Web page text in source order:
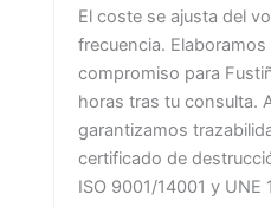
El coste se ajusta del
frecuencia.
compromiso para
horas tras tu consulta.
garantizamos
certificado de
ISO 9001/14001 y UNE